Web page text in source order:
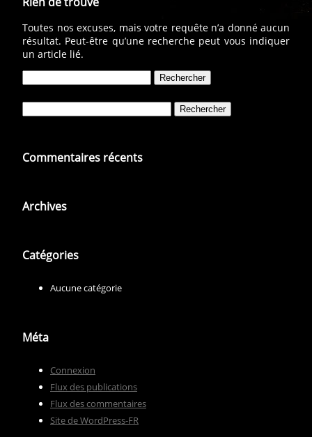
Toutes nos excuses, mais votre requête n’a donné aucun
résultat. Peut-être qu’une recherche peut vous indiquer
un article lié.
Commentaires récents
Archives
Catégories
Aucune catégorie
Méta
Connexion
Flux des publications
Flux des commentaires
Site de WordPress-FR